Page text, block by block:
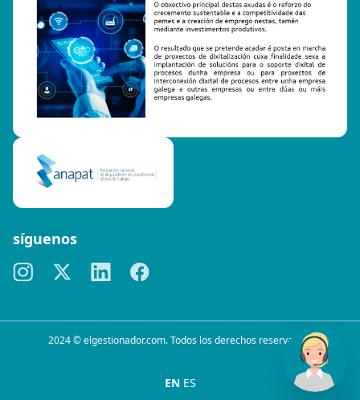
síguenos
2024 © elgestionador.com. Todos los derechos reservados.
EN ES